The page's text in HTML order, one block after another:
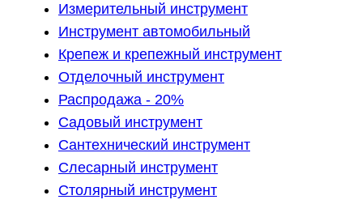
Измерительный инструмент
Инструмент автомобильный
Крепеж и крепежный инструмент
Отделочный инструмент
Распродажа - 20%
Садовый инструмент
Сантехнический инструмент
Слесарный инструмент
Столярный инструмент